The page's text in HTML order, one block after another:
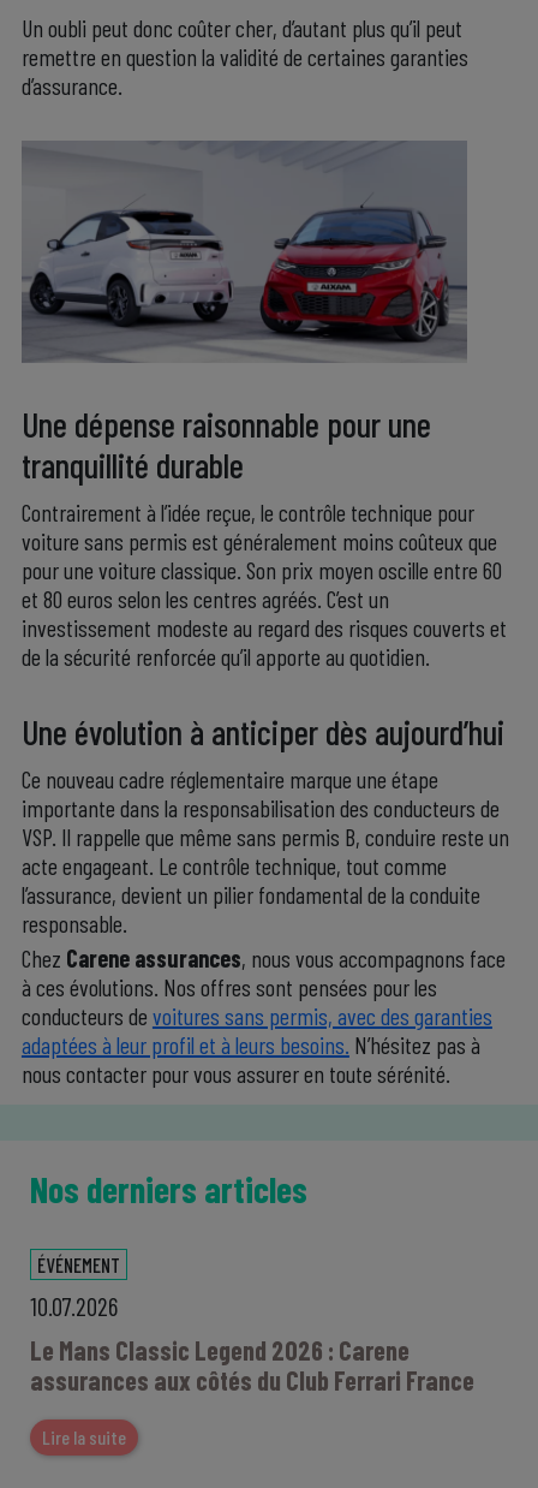
Un oubli peut donc coûter cher, d’autant plus qu’il peut
remettre en question la validité de certaines garanties
d’assurance.
Une dépense raisonnable pour une
tranquillité durable
Contrairement à l’idée reçue, le contrôle technique pour
voiture sans permis est généralement moins coûteux que
pour une voiture classique. Son prix moyen oscille entre 60
et 80 euros selon les centres agréés. C’est un
investissement modeste au regard des risques couverts et
de la sécurité renforcée qu’il apporte au quotidien.
Une évolution à anticiper dès aujourd’hui
Ce nouveau cadre réglementaire marque une étape
importante dans la responsabilisation des conducteurs de
VSP. Il rappelle que même sans permis B, conduire reste un
acte engageant. Le contrôle technique, tout comme
l’assurance, devient un pilier fondamental de la conduite
responsable.
Chez Carene assurances, nous vous accompagnons face
à ces évolutions. Nos offres sont pensées pour les
conducteurs de voitures sans permis, avec des garanties
adaptées à leur profil et à leurs besoins. N’hésitez pas à
nous contacter pour vous assurer en toute sérénité.
Nos derniers articles
ÉVÉNEMENT
10.07.2026
Le Mans Classic Legend 2026 : Carene
assurances aux côtés du Club Ferrari France
Lire la suite